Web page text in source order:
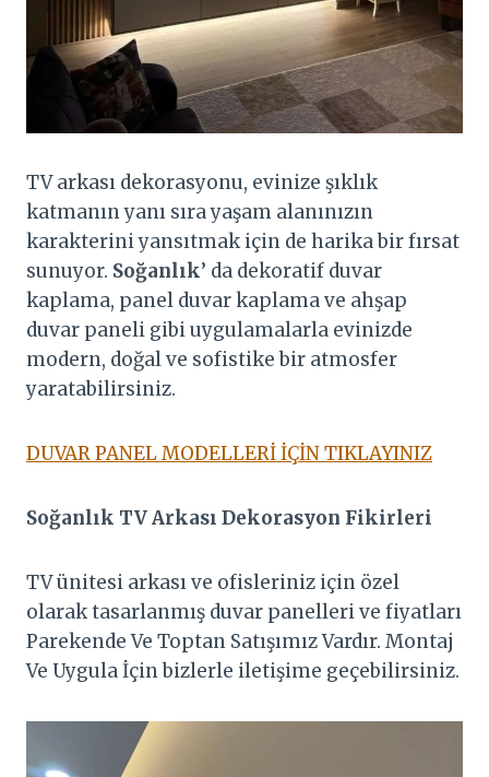
TV arkası dekorasyonu, evinize şıklık
katmanın yanı sıra yaşam alanınızın
karakterini yansıtmak için de harika bir fırsat
sunuyor. Soğanlık’ da dekoratif duvar
kaplama, panel duvar kaplama ve ahşap
duvar paneli gibi uygulamalarla evinizde
modern, doğal ve sofistike bir atmosfer
yaratabilirsiniz.
DUVAR PANEL MODELLERİ İÇİN TIKLAYINIZ
Soğanlık TV Arkası Dekorasyon Fikirleri
TV ünitesi arkası ve ofisleriniz için özel
olarak tasarlanmış duvar panelleri ve fiyatları
Parekende Ve Toptan Satışımız Vardır. Montaj
Ve Uygula İçin bizlerle iletişime geçebilirsiniz.